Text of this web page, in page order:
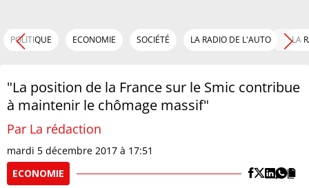
POLITIQUE ECONOMIE SOCIÉTÉ LA RADIO DE L'AUTO LA
"La position de la France sur le Smic contribue
à maintenir le chômage massif"
Par La rédaction
mardi 5 décembre 2017 à 17:51
ECONOMIE